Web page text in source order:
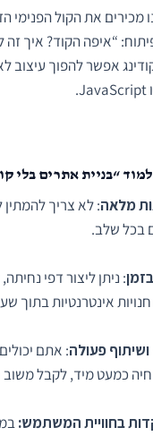
מכירים את הקול הפנימי
“איפה הקוד? איך זה
אפשר להפוך עיצוב
“בניית אתרים בלי
מלאה: לא צריך
בכל שלב.
: ניתן ליצור דפי
חנויות אינטרנטיות בתוך
פעולה: אתם
כמעט מיד, לקבל
בחוויית המשתמש: